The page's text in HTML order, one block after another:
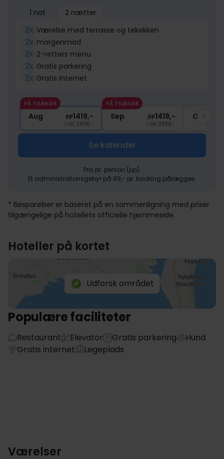
1 nat 2 nætter
2x Værelse med terrasse og tekøkken
2x morgenmad
2x 2-retters menu
2x Gratis parkering
2x Gratis internet
FÅ TILBAGE
Aug pp1419,-
I alt 2838,-
FÅ TILBAGE
Sep pp1419,-
I alt 2838,-
Okt
Se kalender
Pris pr. person (pp).
Et administrationsgebyr på 89,- pr. booking pålægges.
* Besparelser er baseret på en sammenligning med priser
tilgængelige på hotellets officielle hjemmeside.
Hoteller på kortet
Udforsk området
Populære faciliteter
Restaurant Elevator Gratis parkering
Hund
Gratis internet
Legeplads
Værelser